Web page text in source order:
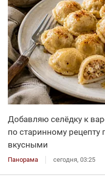
Добавляю селёдку к
по старинному
вкусными
Панорама сегодня, 03:25